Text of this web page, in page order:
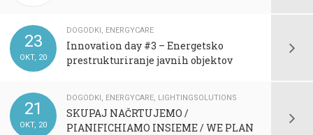
23
OKT, 20
DOGODKI, ENERGYCARE
Innovation day #3 – Energetsko
prestrukturiranje javnih objektov
21
OKT, 20
DOGODKI, ENERGYCARE, LIGHTINGSOLUTIONS
SKUPAJ NAČRTUJEMO /
PIANIFICHIAMO INSIEME / WE PLAN